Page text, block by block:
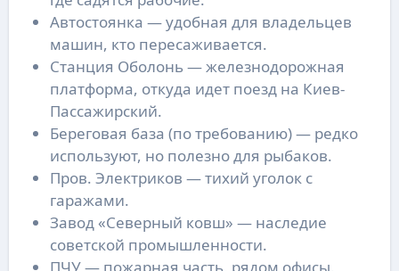
Автостоянка — удобная для владельцев
машин, кто пересаживается.
Станция Оболонь — железнодорожная
платформа, откуда идет поезд на Киев-
Пассажирский.
Береговая база (по требованию) — редко
используют, но полезно для рыбаков.
Пров. Электриков — тихий уголок с
гаражами.
Завод «Северный ковш» — наследие
советской промышленности.